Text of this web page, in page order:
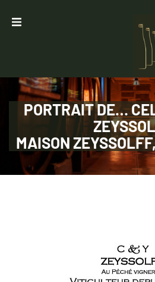
Les Maisons
Le Métier
Présentation
Evènements
PORTRAIT DE…
MAISON